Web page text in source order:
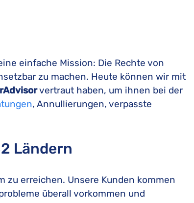
einfache Mission: Die Rechte von
zu machen. Heute können wir mit
vertraut haben, um ihnen bei der
, Annullierungen, verpasste
Ländern
zu erreichen. Unsere Kunden kommen
überall vorkommen und